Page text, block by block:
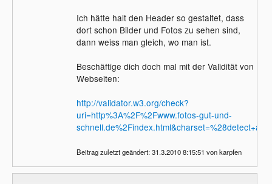
Ich hätte halt den Header so gestaltet, dass
dort schon Bilder und Fotos zu sehen sind,
dann weiss man gleich, wo man ist.
Beschäftige dich doch mal mit der Validität von
Webseiten:
http://validator.w3.org/check?
uri=http%3A%2F%2Fwww.fotos-gut-und-
Beitrag zuletzt geändert: 31.3.2010 8:15:51 von karpfen